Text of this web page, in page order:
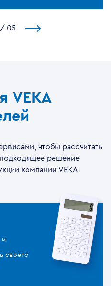
/ 5
VEKA
чтобы рассчитать
подходящее решение
компании VEKA
и
своего